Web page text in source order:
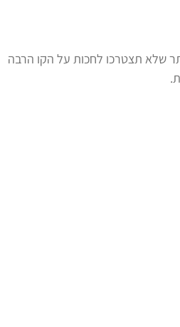
שלא תצטרכו לחכות על הקו הרבה